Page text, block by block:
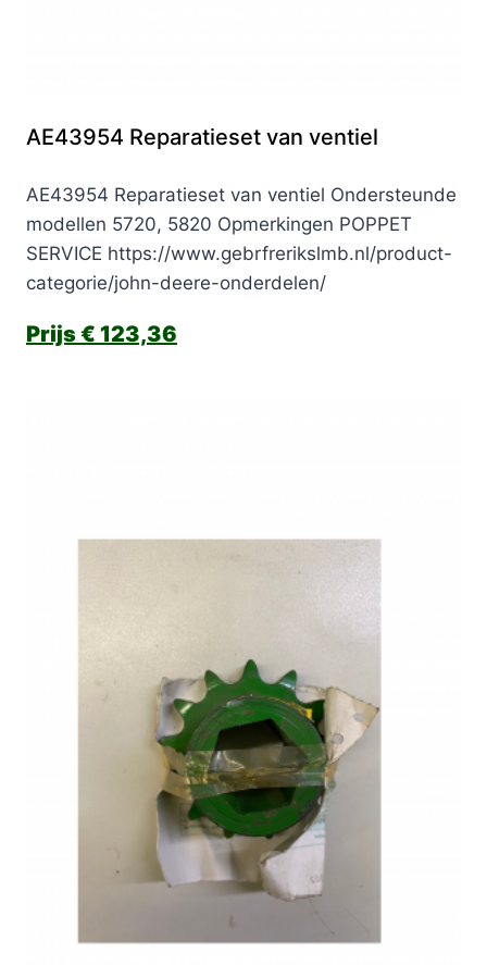
AE43954 Reparatieset van ventiel
AE43954 Reparatieset van ventiel Ondersteunde
modellen 5720, 5820 Opmerkingen POPPET
SERVICE https://www.gebrfrerikslmb.nl/product-
categorie/john-deere-onderdelen/
€ 123,36